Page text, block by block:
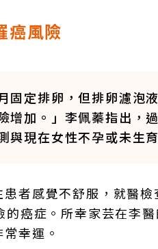
癌風險
固定排卵，但排卵濾
增加。」李佩蓁指出，
與現在女性不孕或未生
者感覺不舒服，就醫
癌症。所幸家芸在李
幸運。